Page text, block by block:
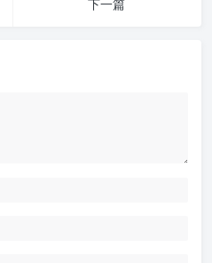
下一篇